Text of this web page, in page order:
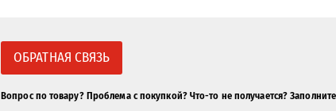
ОБРАТНАЯ СВЯЗЬ
Вопрос по товару? Проблема с покупкой? Что-то не получается?